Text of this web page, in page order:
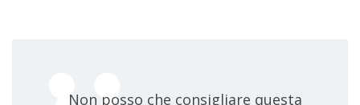
Non posso che consigliare questa